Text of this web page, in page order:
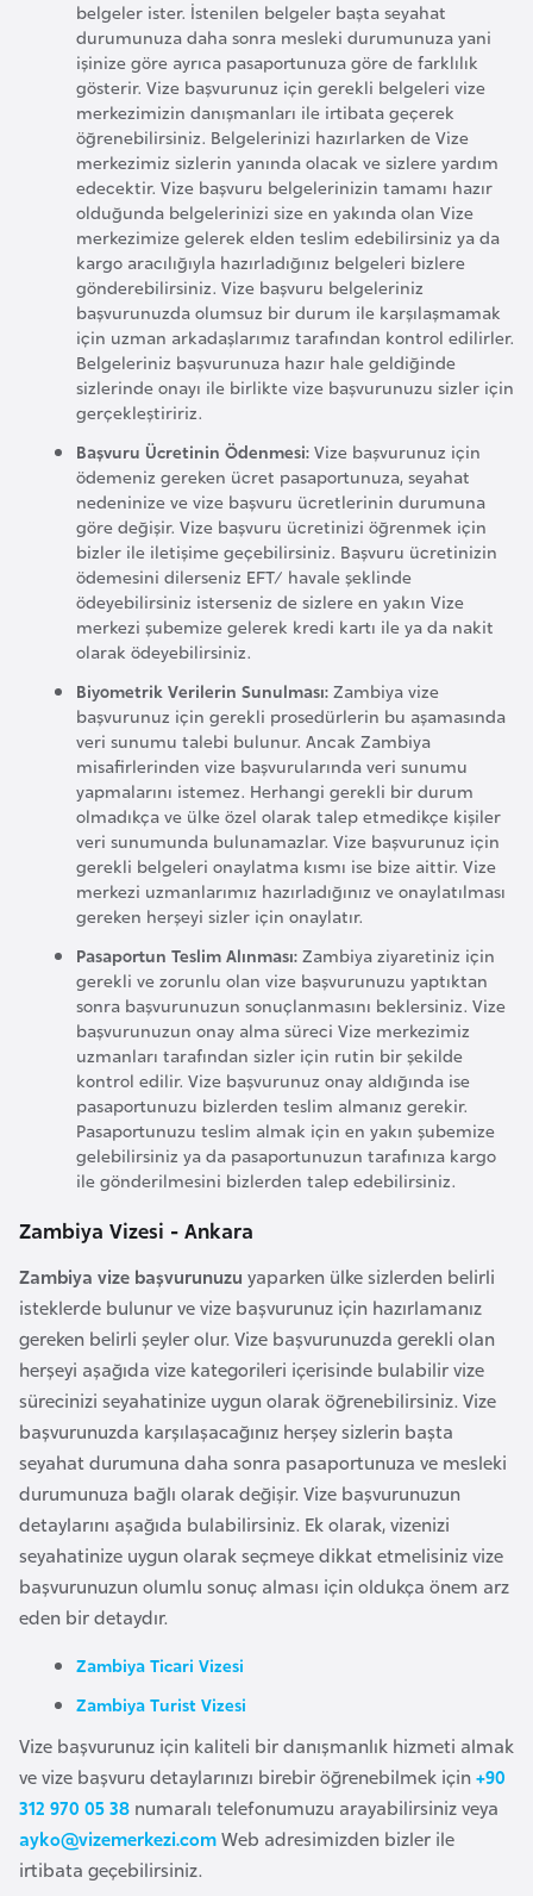
belgeler ister. İstenilen belgeler başta seyahat
durumunuza daha sonra mesleki durumunuza yani
işinize göre ayrıca pasaportunuza göre de farklılık
gösterir. Vize başvurunuz için gerekli belgeleri vize
merkezimizin danışmanları ile irtibata geçerek
öğrenebilirsiniz. Belgelerinizi hazırlarken de Vize
merkezimiz sizlerin yanında olacak ve sizlere yardım
edecektir. Vize başvuru belgelerinizin tamamı hazır
olduğunda belgelerinizi size en yakında olan Vize
merkezimize gelerek elden teslim edebilirsiniz ya da
kargo aracılığıyla hazırladığınız belgeleri bizlere
gönderebilirsiniz. Vize başvuru belgeleriniz
başvurunuzda olumsuz bir durum ile karşılaşmamak
için uzman arkadaşlarımız tarafından kontrol edilirler.
Belgeleriniz başvurunuza hazır hale geldiğinde
sizlerinde onayı ile birlikte vize başvurunuzu sizler için
gerçekleştiririz.
Başvuru Ücretinin Ödenmesi:Vize başvurunuz için
ödemeniz gereken ücret pasaportunuza, seyahat
nedeninize ve vize başvuru ücretlerinin durumuna
göre değişir. Vize başvuru ücretinizi öğrenmek için
bizler ile iletişime geçebilirsiniz. Başvuru ücretinizin
ödemesini dilerseniz EFT/ havale şeklinde
ödeyebilirsiniz isterseniz de sizlere en yakın Vize
merkezi şubemize gelerek kredi kartı ile ya da nakit
olarak ödeyebilirsiniz.
Biyometrik Verilerin Sunulması:Zambiya vize
başvurunuz için gerekli prosedürlerin bu aşamasında
veri sunumu talebi bulunur. Ancak Zambiya
misafirlerinden vize başvurularında veri sunumu
yapmalarını istemez. Herhangi gerekli bir durum
olmadıkça ve ülke özel olarak talep etmedikçe kişiler
veri sunumunda bulunamazlar. Vize başvurunuz için
gerekli belgeleri onaylatma kısmı ise bize aittir. Vize
merkezi uzmanlarımız hazırladığınız ve onaylatılması
gereken herşeyi sizler için onaylatır.
Pasaportun Teslim Alınması:Zambiya ziyaretiniz için
gerekli ve zorunlu olan vize başvurunuzu yaptıktan
sonra başvurunuzun sonuçlanmasını beklersiniz. Vize
başvurunuzun onay alma süreci Vize merkezimiz
uzmanları tarafından sizler için rutin bir şekilde
kontrol edilir. Vize başvurunuz onay aldığında ise
pasaportunuzu bizlerden teslim almanız gerekir.
Pasaportunuzu teslim almak için en yakın şubemize
gelebilirsiniz ya da pasaportunuzun tarafınıza kargo
ile gönderilmesini bizlerden talep edebilirsiniz.
Zambiya Vizesi - Ankara
Zambiya vize başvurunuzu yaparken ülke sizlerden belirli
isteklerde bulunur ve vize başvurunuz için hazırlamanız
gereken belirli şeyler olur. Vize başvurunuzda gerekli olan
herşeyi aşağıda vize kategorileri içerisinde bulabilir vize
sürecinizi seyahatinize uygun olarak öğrenebilirsiniz. Vize
başvurunuzda karşılaşacağınız herşey sizlerin başta
seyahat durumuna daha sonra pasaportunuza ve mesleki
durumunuza bağlı olarak değişir. Vize başvurunuzun
detaylarını aşağıda bulabilirsiniz. Ek olarak, vizenizi
seyahatinize uygun olarak seçmeye dikkat etmelisiniz vize
başvurunuzun olumlu sonuç alması için oldukça önem arz
eden bir detaydır.
Zambiya Ticari Vizesi
Zambiya Turist Vizesi
Vize başvurunuz için kaliteli bir danışmanlık hizmeti almak
ve vize başvuru detaylarınızı birebir öğrenebilmek için+90
312 970 05 38 numaralı telefonumuzu arayabilirsiniz veya
ayko@vizemerkezi.comWeb adresimizden bizler ile
irtibata geçebilirsiniz.
C
e
z
a
y
i
r
C
Ç
i
n